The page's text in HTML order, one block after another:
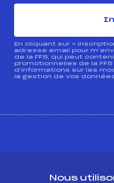
En cliquant sur «
adresse email pour
de la FFS, qui peut
promotionnelles de la
d’informations sur les
la gestion de vos
Nous